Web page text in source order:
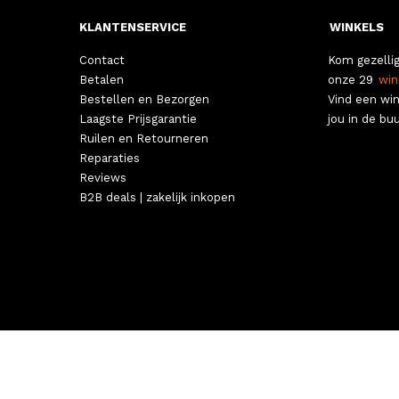
KLANTENSERVICE
Contact
Betalen
Bestellen en Bezorgen
Laagste Prijsgarantie
Ruilen en Retourneren
Reparaties
Reviews
B2B deals | zakelijk inkopen
WINKELS
Kom
onze 29
Vind een
jou in de